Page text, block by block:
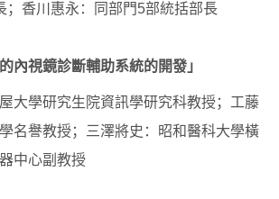
；香川惠永：同部門5部統括部長
內視鏡診斷輔助系統的開發」
大學研究生院資訊學研究科教授；工藤
名譽教授；三澤將史：昭和醫科大學橫
中心副教授